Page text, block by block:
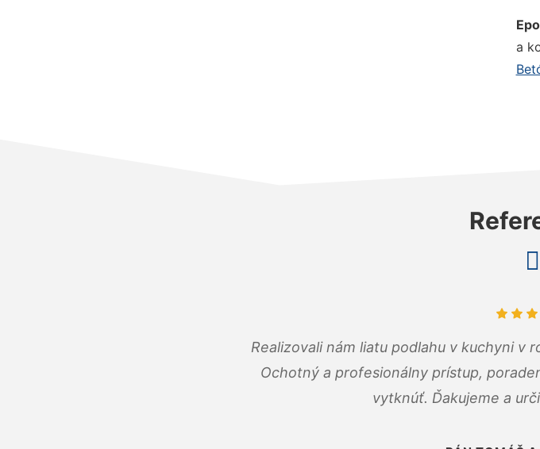
a
Realizovali nám liatu podlahu v kuchyni v
Ochotný a profesionálny prístup,
vytknúť. Ďakujeme a